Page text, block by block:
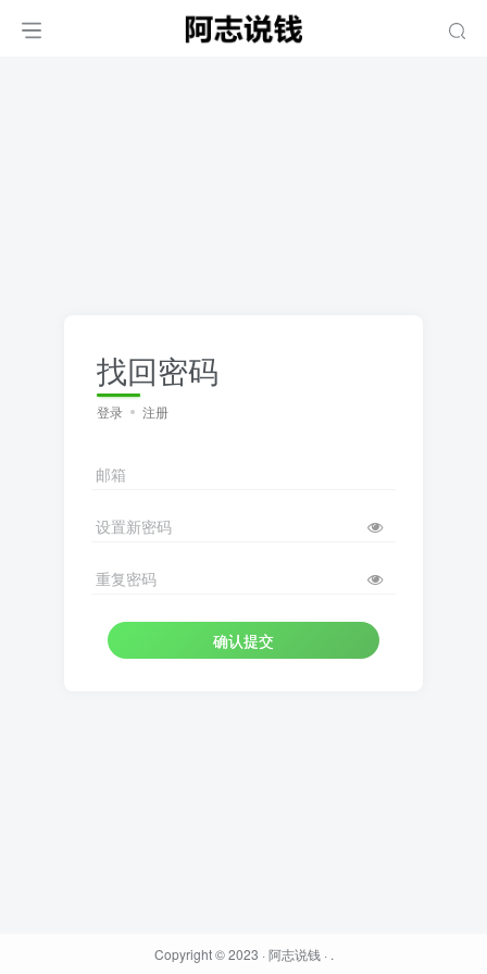
找回密码
登录 注册
邮箱
设置新密码
重复密码
确认提交
Copyright © 2023 ·阿志说钱· .